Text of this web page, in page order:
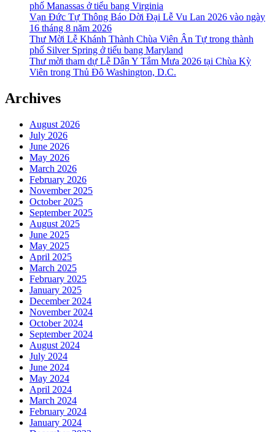
phố Manassas ở tiểu bang Virginia
Vạn Đức Tự Thông Báo Dời Đại Lễ Vu Lan 2026 vào ngày
16 tháng 8 năm 2026
Thư Mời Lễ Khánh Thành Chùa Viên Ân Tự trong thành
phố Silver Spring ở tiểu bang Maryland
Thư mời tham dự Lễ Dân Y Tắm Mưa 2026 tại Chùa Kỳ
Viên trong Thủ Đô Washington, D.C.
Archives
August 2026
July 2026
June 2026
May 2026
March 2026
February 2026
November 2025
October 2025
September 2025
August 2025
June 2025
May 2025
April 2025
March 2025
February 2025
January 2025
December 2024
November 2024
October 2024
September 2024
August 2024
July 2024
June 2024
May 2024
April 2024
March 2024
February 2024
January 2024